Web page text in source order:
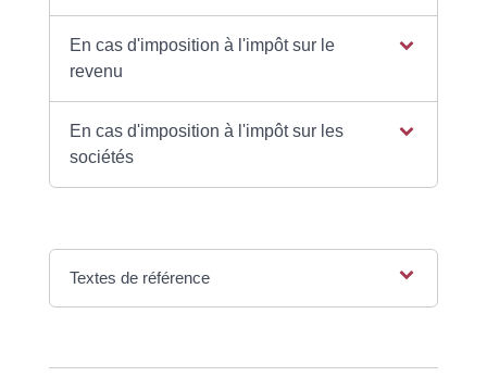
En cas d'imposition à l'impôt sur le
revenu
En cas d'imposition à l'impôt sur les
sociétés
Textes de référence